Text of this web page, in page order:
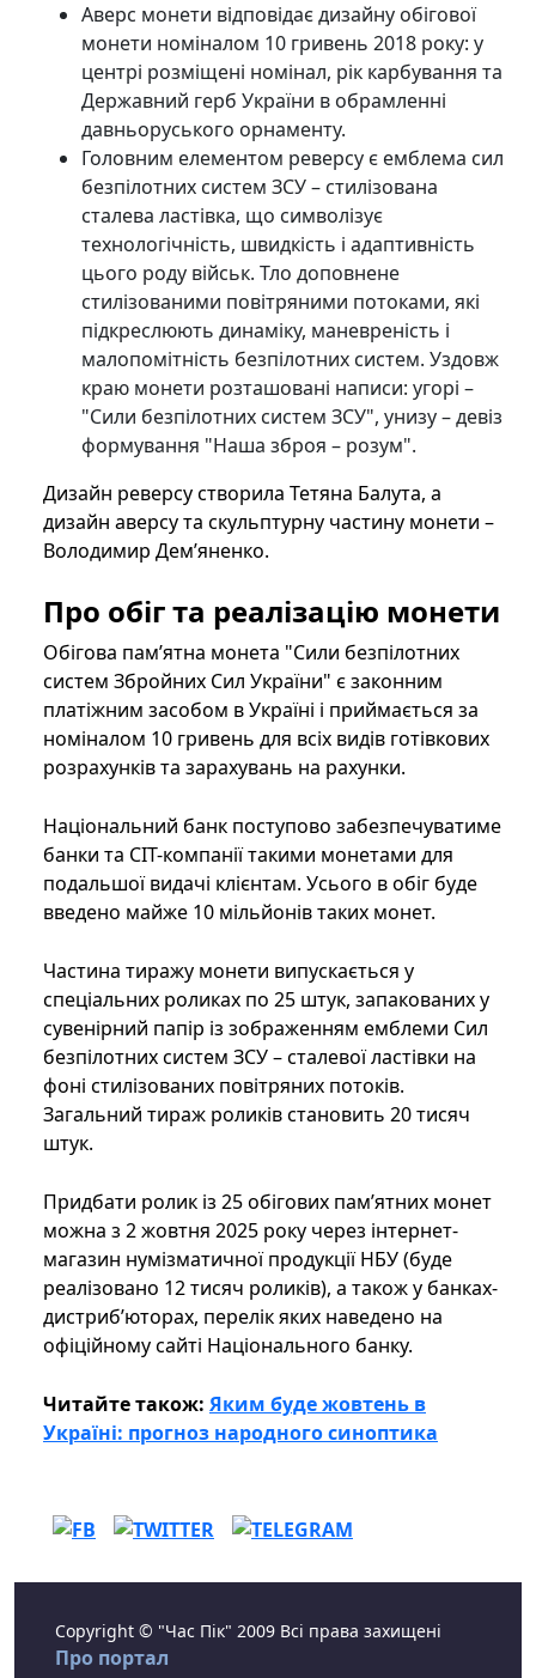
Аверс монети відповідає дизайну обігової
монети номіналом 10 гривень 2018 року: у
центрі розміщені номінал, рік карбування та
Державний герб України в обрамленні
давньоруського орнаменту.
Головним елементом реверсу є емблема сил
безпілотних систем ЗСУ – стилізована
сталева ластівка, що символізує
технологічність, швидкість і адаптивність
цього роду військ. Тло доповнене
стилізованими повітряними потоками, які
підкреслюють динаміку, маневреність і
малопомітність безпілотних систем. Уздовж
краю монети розташовані написи: угорі –
"Сили безпілотних систем ЗСУ", унизу – девіз
формування "Наша зброя – розум".
Дизайн реверсу створила Тетяна Балута, а
дизайн аверсу та скульптурну частину монети –
Володимир Дем’яненко.
Про обіг та реалізацію монети
Обігова пам’ятна монета "Сили безпілотних
систем Збройних Сил України" є законним
платіжним засобом в Україні і приймається за
номіналом 10 гривень для всіх видів готівкових
розрахунків та зарахувань на рахунки.
Національний банк поступово забезпечуватиме
банки та СІТ-компанії такими монетами для
подальшої видачі клієнтам. Усього в обіг буде
введено майже 10 мільйонів таких монет.
Частина тиражу монети випускається у
спеціальних роликах по 25 штук, запакованих у
сувенірний папір із зображенням емблеми Сил
безпілотних систем ЗСУ – сталевої ластівки на
фоні стилізованих повітряних потоків.
Загальний тираж роликів становить 20 тисяч
штук.
Придбати ролик із 25 обігових пам’ятних монет
можна з 2 жовтня 2025 року через інтернет-
магазин нумізматичної продукції НБУ (буде
реалізовано 12 тисяч роликів), а також у банках-
дистриб’юторах, перелік яких наведено на
офіційному сайті Національного банку.
Читайте також: Яким буде жовтень в
Україні: прогноз народного синоптика
Copyright © "Час Пік" 2009 Всі права захищені
Про портал